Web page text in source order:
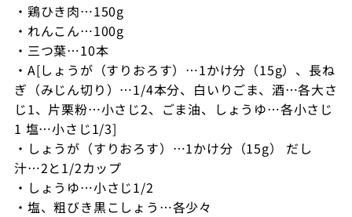
・鶏ひき肉…150g
・れんこん…100g
・三つ葉…10本
・A[しょうが（すりおろす）…1かけ分（15g）、長ね
ぎ（みじん切り）…1/4本分、白いりごま、酒…各大さ
じ1、片栗粉…小さじ2、ごま油、しょうゆ…各小さじ
1 塩…小さじ1/3]
・しょうが（すりおろす）…1かけ分（15g） だし
汁…2と1/2カップ
・しょうゆ…小さじ1/2
・塩、粗びき黒こしょう…各少々